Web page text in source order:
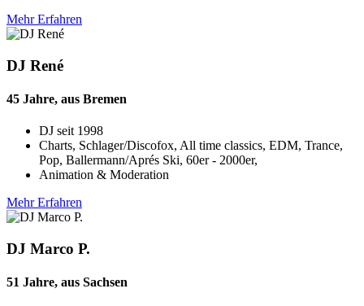
Mehr Erfahren
DJ René
45 Jahre, aus Bremen
DJ seit 1998
Charts, Schlager/Discofox, All time classics, EDM, Trance,
Pop, Ballermann/Aprés Ski, 60er - 2000er,
Animation & Moderation
Mehr Erfahren
DJ Marco P.
51 Jahre, aus Sachsen